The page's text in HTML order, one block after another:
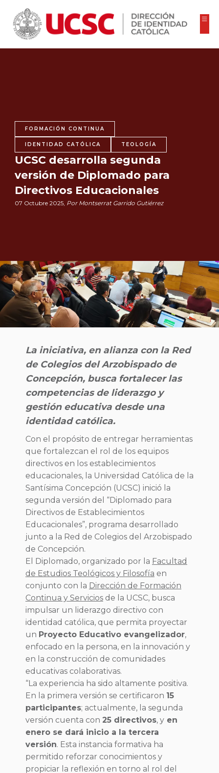
FORMACIÓN CONTINUA
IDENTIDAD CATÓLICA TEOLOGÍA
UCSC desarrolla segunda
versión de Diplomado para
Directivos Educacionales
07 Octubre 2025, Por Montserrat Garrido Gutiérrez
La iniciativa, en alianza con la Red
de Colegios del Arzobispado de
Concepción, busca fortalecer las
competencias de liderazgo y
gestión educativa desde una
identidad católica.
Con el propósito de entregar herramientas
que fortalezcan el rol de los equipos
directivos en los establecimientos
educacionales, la Universidad Católica de la
Santísima Concepción (UCSC) inició la
segunda versión del “Diplomado para
Directivos de Establecimientos
Educacionales”, programa desarrollado
junto a la Red de Colegios del Arzobispado
de Concepción.
El Diplomado, organizado por la Facultad
de Estudios Teológicos y Filosofía en
conjunto con la Dirección de Formación
Continua y Servicios de la UCSC, busca
impulsar un liderazgo directivo con
identidad católica, que permita proyectar
un Proyecto Educativo evangelizador,
enfocado en la persona, en la innovación y
en la construcción de comunidades
educativas colaborativas.
“La experiencia ha sido altamente positiva.
En la primera versión se certificaron 15
participantes; actualmente, la segunda
versión cuenta con 25 directivos, y en
enero se dará inicio a la tercera
versión. Esta instancia formativa ha
permitido reforzar conocimientos y
propiciar la reflexión en torno al rol del